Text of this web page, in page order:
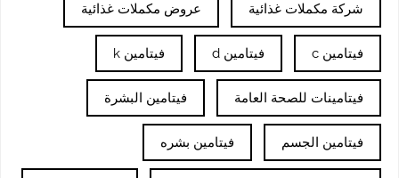
شركة مكملات غذائية عروض مكملات غذائية
فيتامين c فيتامين d فيتامين k
فيتامينات للصحة العامة فيتامين البشرة
فيتامين الجسم فيتامين بشره